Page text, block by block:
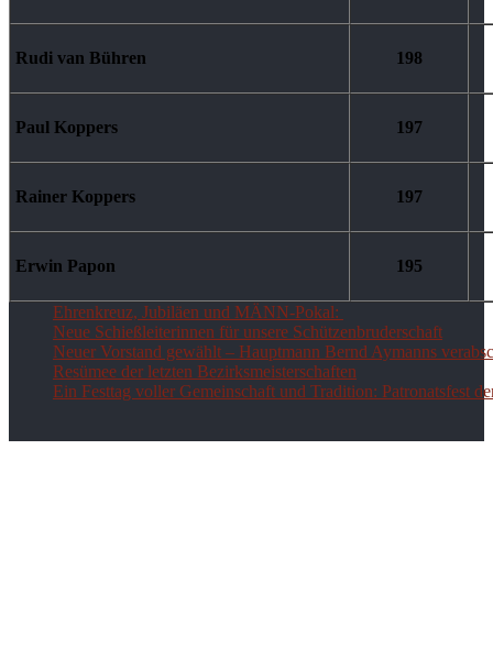
Rudi van Bühren 198
Paul Koppers 197
Rainer Koppers 197
Erwin Papon 195
Ehrenkreuz, Jubiläen und MÄNN-Pokal:
Neue Schießleiterinnen für unsere Schützenbruderschaft
Neuer Vorstand gewählt – Hauptmann Bernd Aymanns
Resümee der letzten Bezirksmeisterschaften
Ein Festtag voller Gemeinschaft und Tradition: Patronatsfest